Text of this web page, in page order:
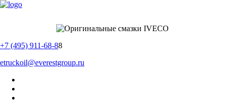
+7 (495) 911-68-88
etruckoil@everestgroup.ru